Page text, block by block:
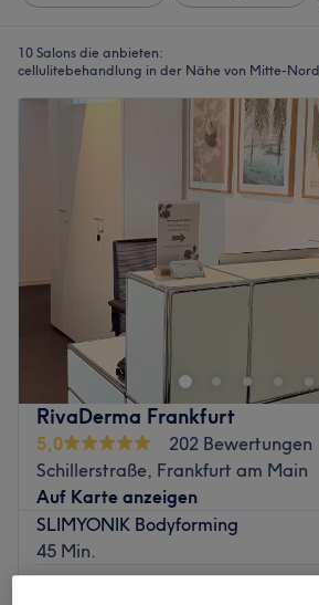
10 Salons die anbieten:
cellulitebehandlung in der Nähe von Mitte-
RivaDerma Frankfurt
5,0
202 Bewertungen
Schillerstraße, Frankfurt am Main
Auf Karte anzeigen
SLIMYONIK Bodyforming
45 Min.